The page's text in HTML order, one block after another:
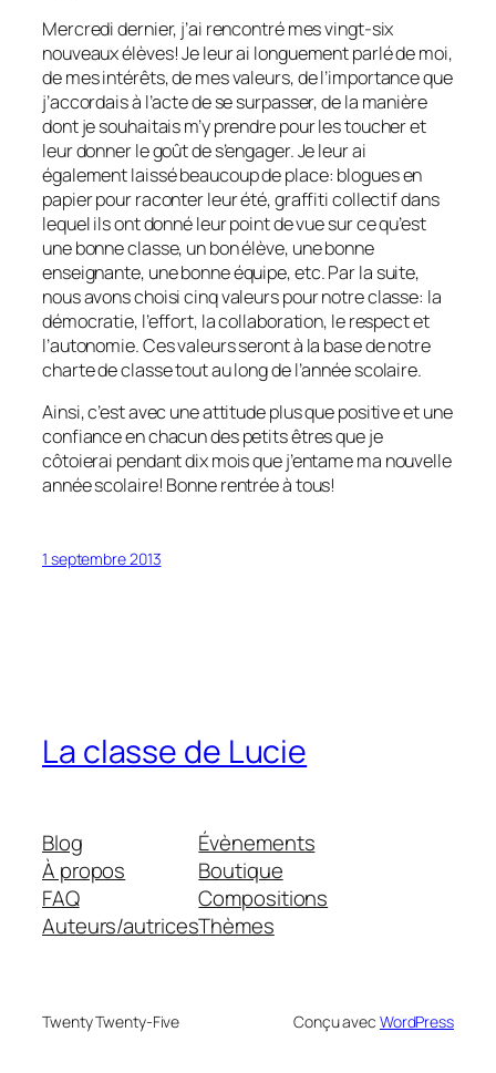
Mercredi dernier, j’ai rencontré mes vingt-six
nouveaux élèves! Je leur ai longuement parlé de moi,
de mes intérêts, de mes valeurs, de l’importance que
j’accordais à l’acte de se surpasser, de la manière
dont je souhaitais m’y prendre pour les toucher et
leur donner le goût de s’engager. Je leur ai
également laissé beaucoup de place: blogues en
papier pour raconter leur été, graffiti collectif dans
lequel ils ont donné leur point de vue sur ce qu’est
une bonne classe, un bon élève, une bonne
enseignante, une bonne équipe, etc. Par la suite,
nous avons choisi cinq valeurs pour notre classe: la
démocratie, l’effort, la collaboration, le respect et
l’autonomie. Ces valeurs seront à la base de notre
charte de classe tout au long de l’année scolaire.
Ainsi, c’est avec une attitude plus que positive et une
confiance en chacun des petits êtres que je
côtoierai pendant dix mois que j’entame ma nouvelle
année scolaire! Bonne rentrée à tous!
1 septembre 2013
La classe de Lucie
Blog
À propos
FAQ
Auteurs/autrices
Évènements
Boutique
Compositions
Thèmes
Twenty Twenty-Five Conçu avec WordPress